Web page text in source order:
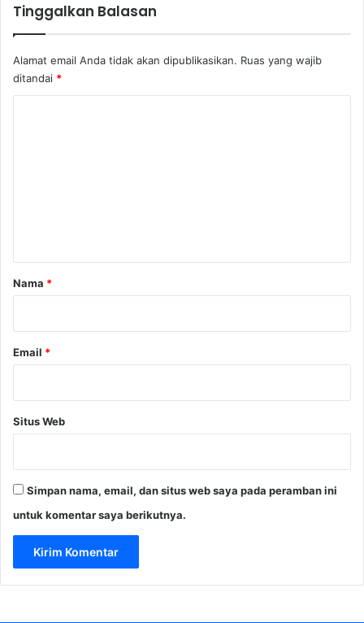
Tinggalkan Balasan
Alamat email Anda tidak akan dipublikasikan. Ruas yang wajib
ditandai *
rNama *
Email *
Situs Web
Simpan nama, email, dan situs web saya pada peramban ini
untuk komentar saya berikutnya.